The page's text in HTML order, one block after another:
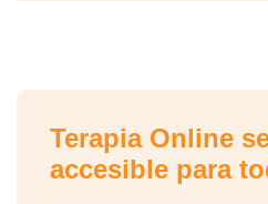
Terapia Online
accesible para